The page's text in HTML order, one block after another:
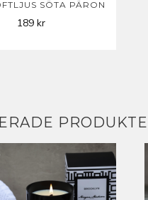
SÖTA PÄRON
189kr